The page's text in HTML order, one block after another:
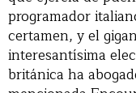
programador
certamen, y el
interesantísima
británica ha